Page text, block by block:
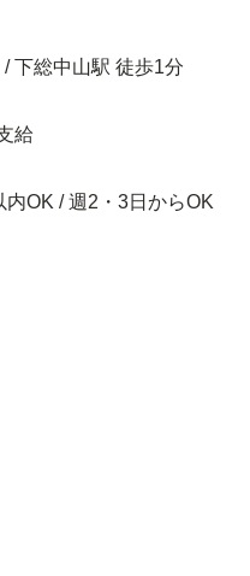
下総中山駅 徒歩1分
給
内OK / 週2・3日からOK